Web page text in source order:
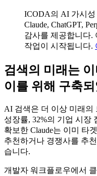
ICODA의 AI 가시성
Claude, ChatGPT,
감사를 제공합니다.
작업이 시작됩니다.
검색의 미래는
이를 위해 구축
AI 검색은 더 이상 미래의
성장률, 32%의 기업 시장
확보한 Claude는 이미 타
추천하거나 경쟁사를 추
습니다.
개발자 워크플로우에서